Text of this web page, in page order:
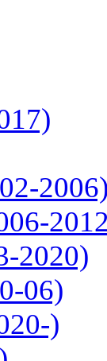
2020)
06)
)